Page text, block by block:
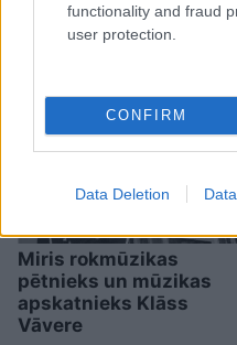
functionality and fraud
user protection.
CONFIRM
Data Deletion
Šīm 3 zodiaka zīmēm
Miris rokmūzikas
pētnieks un mūzikas
apskatnieks Klāss
Vāvere